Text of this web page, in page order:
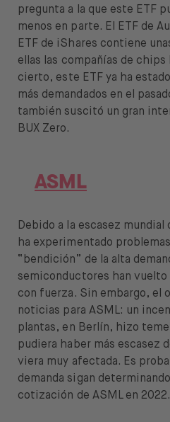
pregunta a la que este ETF
menos en parte. El ETF de
ETF de iShares contiene
ellas las compañías de chips
cierto, este ETF ya ha
más demandados en el
también suscitó un gran
BUX Zero.
ASML
Debido a la escasez
ha experimentado
“bendición” de la alta
semiconductores han
con fuerza. Sin embargo, el
noticias para ASML: un
plantas, en Berlín, hizo
pudiera haber más escasez
viera muy afectada. Es
demanda sigan
cotización de ASML en 2022.